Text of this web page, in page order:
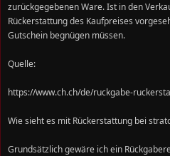
zurückgegebenen Ware. Ist in den
Rückerstattung des Kaufpreises
Gutschein begnügen müssen.
Quelle:
https://www.ch.ch/de/ruckgabe-
Wie sieht es mit Rückerstattung bei
Grundsätzlich gewäre ich ein